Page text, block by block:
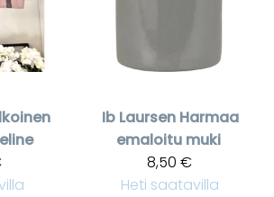
Ib Laursen Harmaa
emaloitu muki
8,50 €
Heti saatavilla